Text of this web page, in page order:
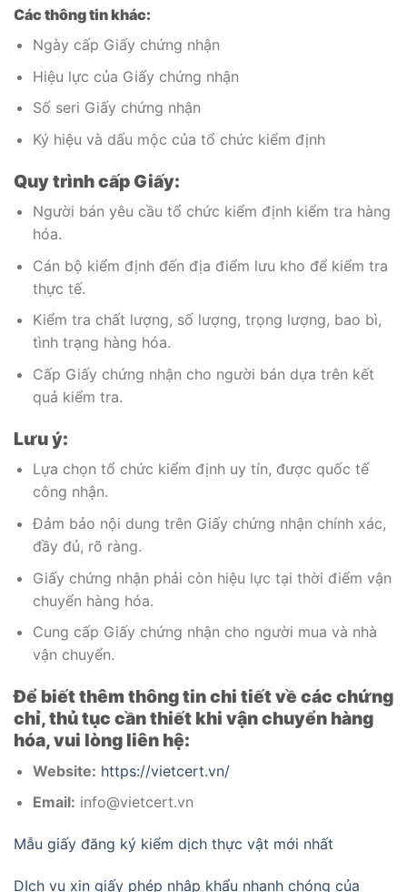
Các thông tin khác:
Ngày cấp Giấy chứng nhận
Hiệu lực của Giấy chứng nhận
Số seri Giấy chứng nhận
Ký hiệu và dấu mộc của tổ chức kiểm định
Quy trình cấp Giấy:
Người bán yêu cầu tổ chức kiểm định kiểm tra hàng
hóa.
Cán bộ kiểm định đến địa điểm lưu kho để kiểm tra
thực tế.
Kiểm tra chất lượng, số lượng, trọng lượng, bao bì,
tình trạng hàng hóa.
Cấp Giấy chứng nhận cho người bán dựa trên kết
quả kiểm tra.
Lưu ý:
Lựa chọn tổ chức kiểm định uy tín, được quốc tế
công nhận.
Đảm bảo nội dung trên Giấy chứng nhận chính xác,
đầy đủ, rõ ràng.
Giấy chứng nhận phải còn hiệu lực tại thời điểm vận
chuyển hàng hóa.
Cung cấp Giấy chứng nhận cho người mua và nhà
vận chuyển.
Để biết thêm thông tin chi tiết về các chứng
chỉ, thủ tục cần thiết khi vận chuyển hàng
hóa, vui lòng liên hệ:
Website: https://vietcert.vn/
Email: info@vietcert.vn
Mẫu giấy đăng ký kiểm dịch thực vật mới nhất
DỊch vụ xin giấy phép nhập khẩu nhanh chóng của